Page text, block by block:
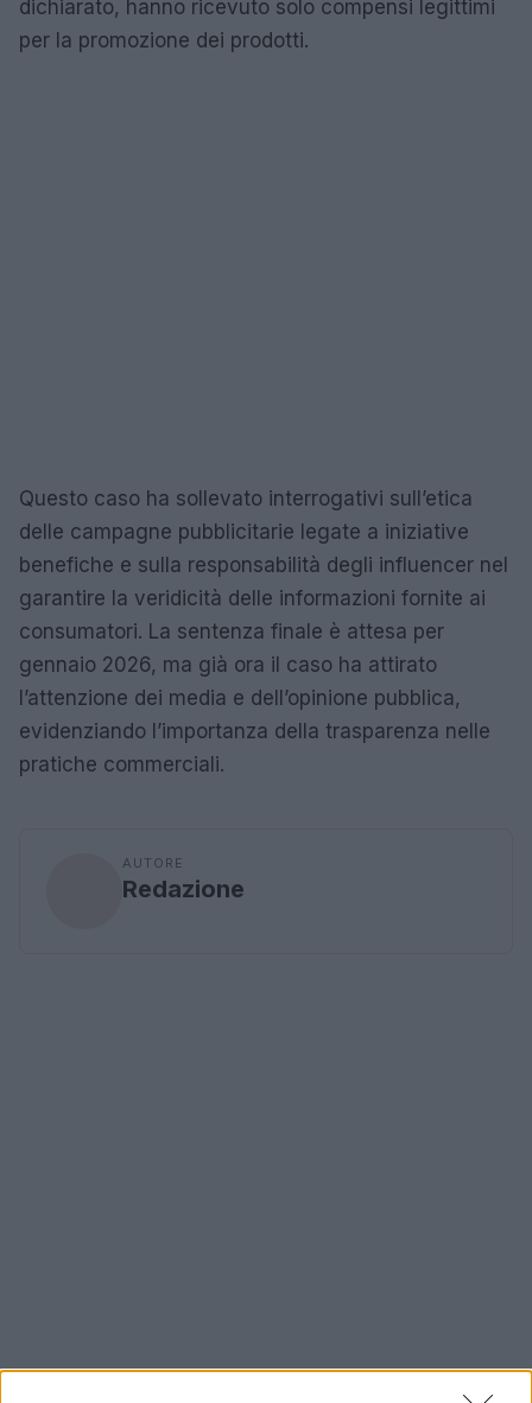
dichiarato, hanno ricevuto solo compensi legittimi
per la promozione dei prodotti.
Questo caso ha sollevato interrogativi sull’etica
delle campagne pubblicitarie legate a iniziative
benefiche e sulla responsabilità degli influencer nel
garantire la veridicità delle informazioni fornite ai
consumatori. La sentenza finale è attesa per
gennaio 2026, ma già ora il caso ha attirato
l’attenzione dei media e dell’opinione pubblica,
evidenziando l’importanza della trasparenza nelle
pratiche commerciali.
AUTORE
Redazione